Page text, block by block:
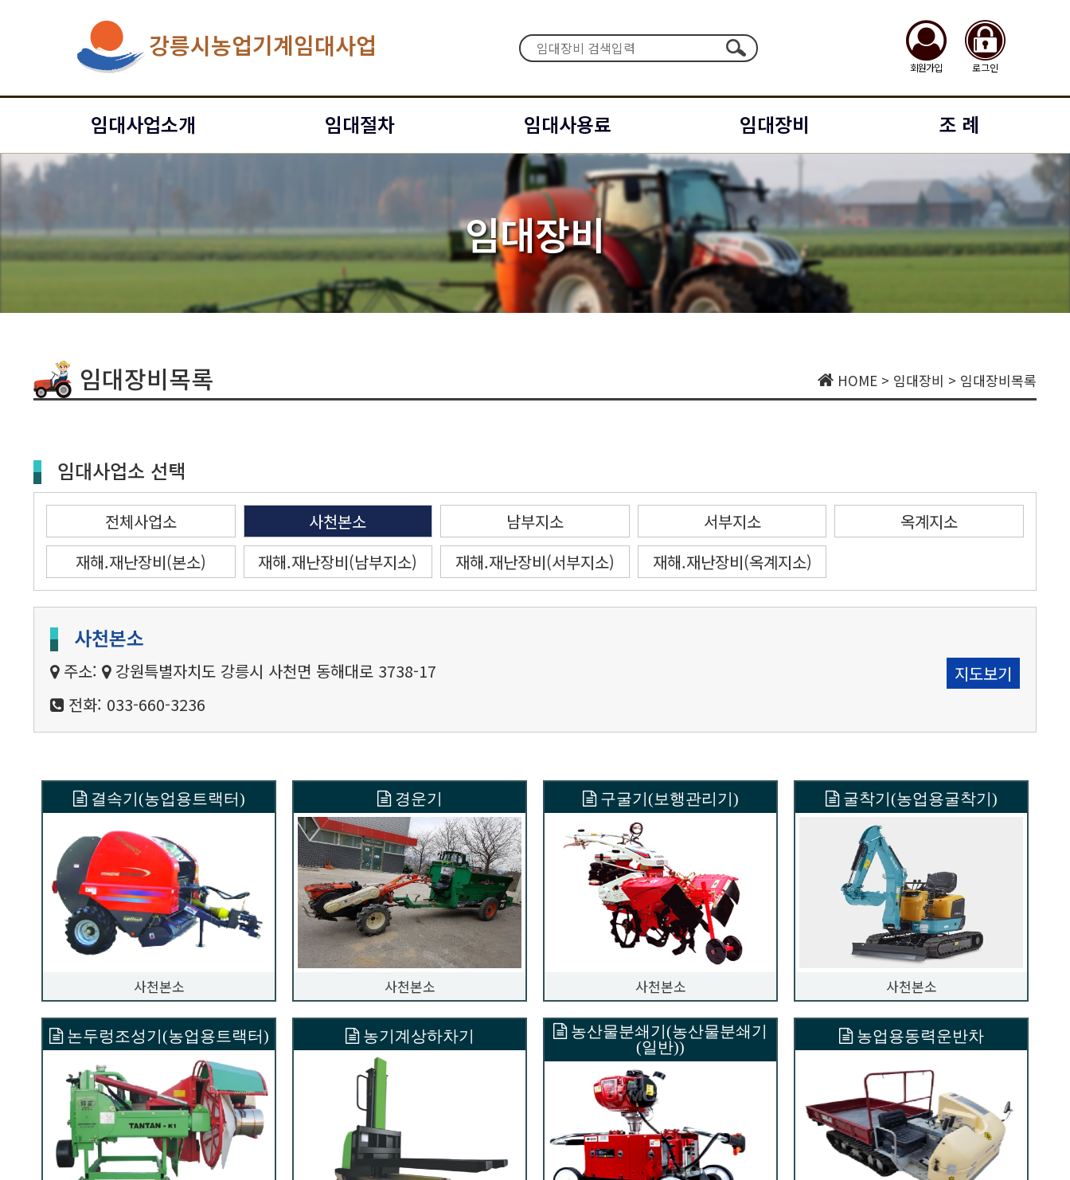
강릉시농업기계임대사업
회원가입 로그인
임대사업소개 임대절차 임대사용료 임대장비 조 례
임대장비
임대장비목록 HOME > 임대장비 > 임대장비목록
임대사업소 선택
전체사업소 사천본소 남부지소 서부지소
옥계지소
재해.재난장비(본소)
재해.재난장비(남부지소) 재해.재난장비(서부지소) 재해.재난장비(옥계지소)
사천본소
주소: 강원특별자치도 강릉시 사천면 동해대로 3738-17
지도보기
전화: 033-660-3236
결속기(농업용트랙터)
사천본소
경운기
사천본소
구굴기(보행관리기)
사천본소
굴착기(농업용굴착기)
사천본소
논두렁조성기(농업용트랙터) 농기계상하차기
농산물분쇄기(농산물분쇄기
(일반))
농업용동력운반차